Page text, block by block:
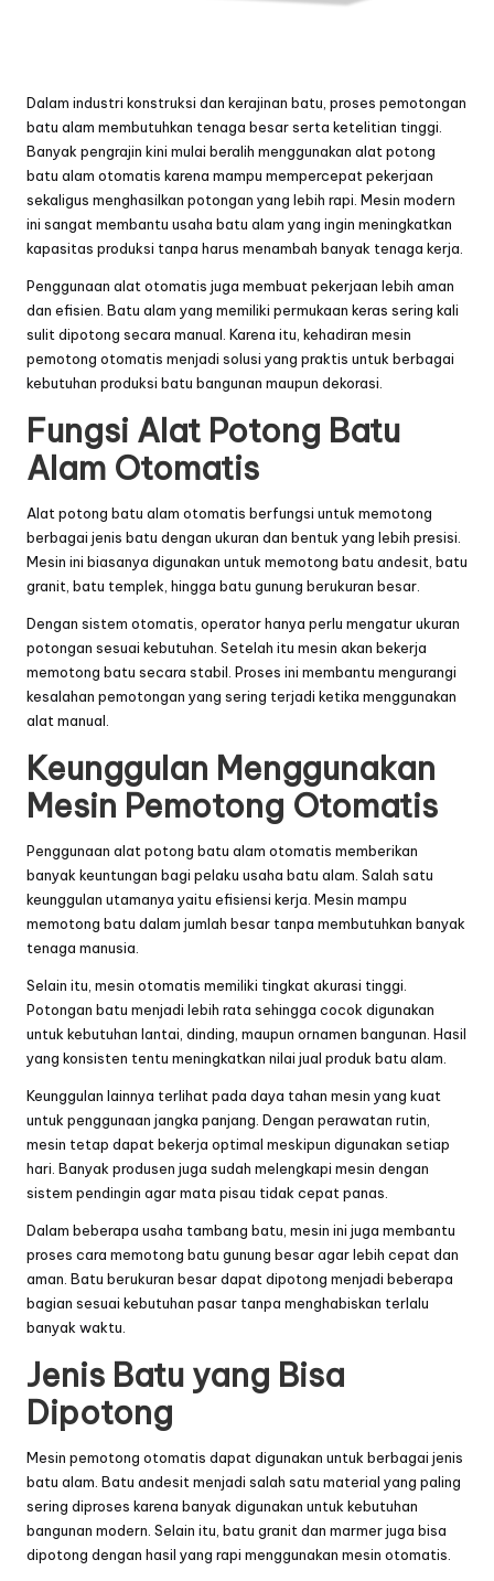
Dalam industri konstruksi dan kerajinan batu, proses pemotongan
batu alam membutuhkan tenaga besar serta ketelitian tinggi.
Banyak pengrajin kini mulai beralih menggunakan alat potong
batu alam otomatis karena mampu mempercepat pekerjaan
sekaligus menghasilkan potongan yang lebih rapi. Mesin modern
ini sangat membantu usaha batu alam yang ingin meningkatkan
kapasitas produksi tanpa harus menambah banyak tenaga kerja.
Penggunaan alat otomatis juga membuat pekerjaan lebih aman
dan efisien. Batu alam yang memiliki permukaan keras sering kali
sulit dipotong secara manual. Karena itu, kehadiran mesin
pemotong otomatis menjadi solusi yang praktis untuk berbagai
kebutuhan produksi batu bangunan maupun dekorasi.
Fungsi Alat Potong Batu
Alam Otomatis
Alat potong batu alam otomatis berfungsi untuk memotong
berbagai jenis batu dengan ukuran dan bentuk yang lebih presisi.
Mesin ini biasanya digunakan untuk memotong batu andesit, batu
granit, batu templek, hingga batu gunung berukuran besar.
Dengan sistem otomatis, operator hanya perlu mengatur ukuran
potongan sesuai kebutuhan. Setelah itu mesin akan bekerja
memotong batu secara stabil. Proses ini membantu mengurangi
kesalahan pemotongan yang sering terjadi ketika menggunakan
alat manual.
Keunggulan Menggunakan
Mesin Pemotong Otomatis
Penggunaan alat potong batu alam otomatis memberikan
banyak keuntungan bagi pelaku usaha batu alam. Salah satu
keunggulan utamanya yaitu efisiensi kerja. Mesin mampu
memotong batu dalam jumlah besar tanpa membutuhkan banyak
tenaga manusia.
Selain itu, mesin otomatis memiliki tingkat akurasi tinggi.
Potongan batu menjadi lebih rata sehingga cocok digunakan
untuk kebutuhan lantai, dinding, maupun ornamen bangunan. Hasil
yang konsisten tentu meningkatkan nilai jual produk batu alam.
Keunggulan lainnya terlihat pada daya tahan mesin yang kuat
untuk penggunaan jangka panjang. Dengan perawatan rutin,
mesin tetap dapat bekerja optimal meskipun digunakan setiap
hari. Banyak produsen juga sudah melengkapi mesin dengan
sistem pendingin agar mata pisau tidak cepat panas.
Dalam beberapa usaha tambang batu, mesin ini juga membantu
proses cara memotong batu gunung besaragar lebih cepat dan
aman. Batu berukuran besar dapat dipotong menjadi beberapa
bagian sesuai kebutuhan pasar tanpa menghabiskan terlalu
banyak waktu.
Jenis Batu yang Bisa
Dipotong
Mesin pemotong otomatis dapat digunakan untuk berbagai jenis
batu alam. Batu andesit menjadi salah satu material yang paling
sering diproses karena banyak digunakan untuk kebutuhan
bangunan modern. Selain itu, batu granit dan marmer juga bisa
dipotong dengan hasil yang rapi menggunakan mesin otomatis.